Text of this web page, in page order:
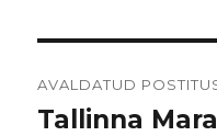
AVALDATUD
Tallinna